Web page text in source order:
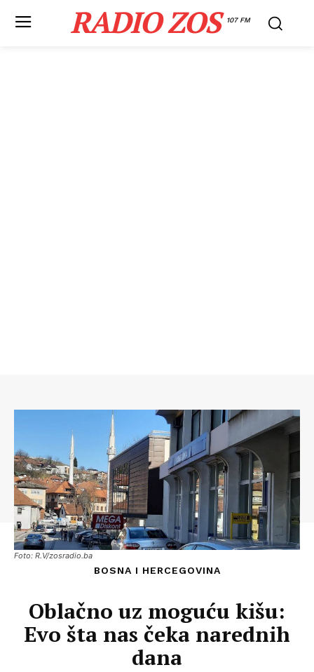
RADIO ZOS 107 FM
Foto: R.V/zosradio.ba
BOSNA I HERCEGOVINA
Oblačno uz moguću kišu:
Evo šta nas čeka narednih
dana